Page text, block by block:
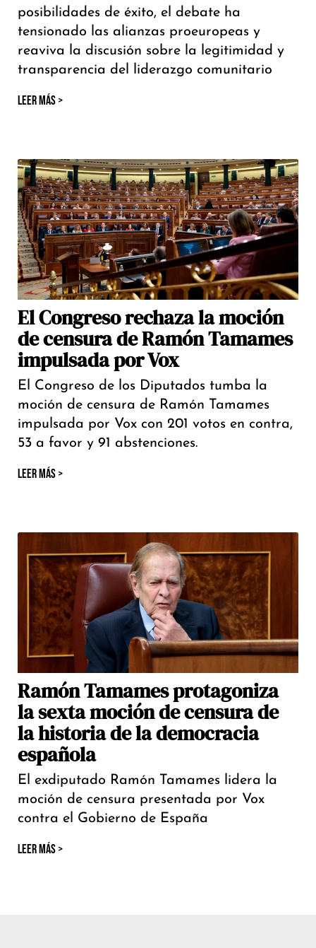
posibilidades de éxito, el debate ha
tensionado las alianzas proeuropeas y
reaviva la discusión sobre la legitimidad y
transparencia del liderazgo comunitario
LEER MÁS >
El Congreso rechaza la moción
de censura de Ramón Tamames
impulsada por Vox
El Congreso de los Diputados tumba la
moción de censura de Ramón Tamames
impulsada por Vox con 201 votos en contra,
53 a favor y 91 abstenciones.
LEER MÁS >
Ramón Tamames protagoniza
la sexta moción de censura de
la historia de la democracia
española
El exdiputado Ramón Tamames lidera la
moción de censura presentada por Vox
contra el Gobierno de España
LEER MÁS >